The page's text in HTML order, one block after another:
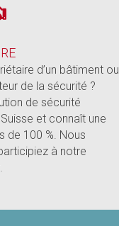
d’un bâtiment ou
de la sécurité ?
de sécurité
et connaît une
de 100 %. Nous
à notre